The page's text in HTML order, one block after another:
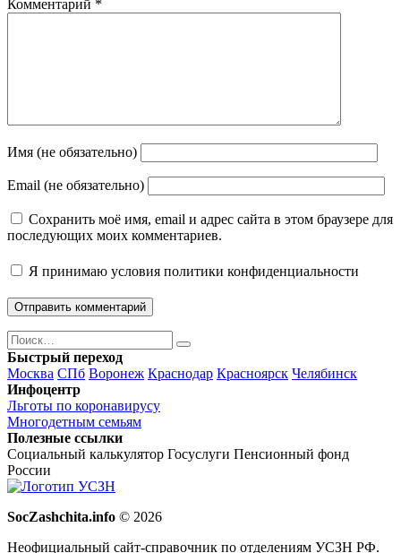
Комментарий *
Имя (не обязательно)
Email (не обязательно)
Сохранить моё имя, email и адрес сайта в этом браузере для
последующих моих комментариев.
Я принимаю условия политики конфиденциальности
Поиск
Найти
Быстрый переход
Москва СПб Воронеж Краснодар Красноярск Челябинск
Инфоцентр
Льготы по коронавирусу
Многодетным семьям
Полезные ссылки
Социальный калькулятор Госуслуги Пенсионный фонд
России
SocZashchita.info © 2026
Неофициальный сайт-справочник по отделениям УСЗН РФ.